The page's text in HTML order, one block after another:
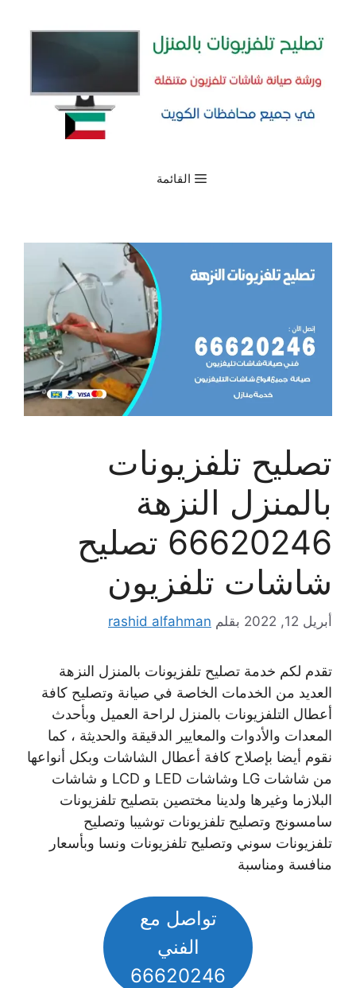
المحتوى
القائمة
تصليح تلفزيونات
بالمنزل النزهة
66620246 تصليح
شاشات تلفزيون
أبريل 12, 2022 بقلم rashid alfahman
تقدم لكم خدمة تصليح تلفزيونات بالمنزل النزهة
العديد من الخدمات الخاصة في صيانة وتصليح كافة
أعطال التلفزيونات بالمنزل لراحة العميل وبأحدث
المعدات والأدوات والمعايير الدقيقة والحديثة ، كما
نقوم أيضا بإصلاح كافة أعطال الشاشات وبكل أنواعها
من شاشات LG وشاشات LED و LCD و شاشات
البلازما وغيرها ولدينا مختصين بتصليح تلفزيونات
سامسونج وتصليح تلفزيونات توشيبا وتصليح
تلفزيونات سوني وتصليح تلفزيونات ونسا وبأسعار
منافسة ومناسبة
تواصل مع
الفني
66620246